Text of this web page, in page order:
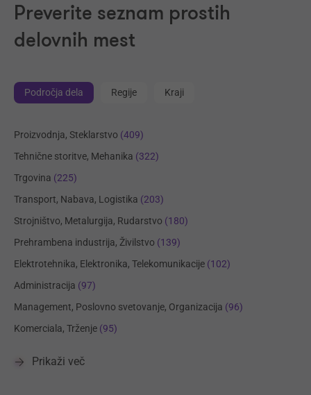
Preverite seznam prostih
delovnih mest
Področja dela Regije Kraji
Proizvodnja, Steklarstvo (409)
Tehnične storitve, Mehanika (322)
Trgovina (225)
Transport, Nabava, Logistika (203)
Strojništvo, Metalurgija, Rudarstvo (180)
Prehrambena industrija, Živilstvo (139)
Elektrotehnika, Elektronika, Telekomunikacije (102)
Administracija (97)
Management, Poslovno svetovanje, Organizacija (96)
Komerciala, Trženje (95)
Prikaži več